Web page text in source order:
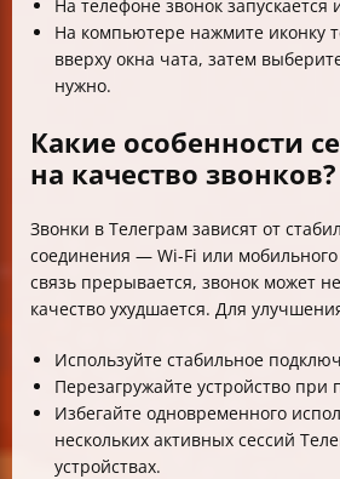
На телефоне звонок запускается
На компьютере нажмите иконку
вверху окна чата, затем
нужно.
Какие особенности
на качество звонков?
Звонки в Телеграм зависят от
соединения — Wi-Fi или
связь прерывается, звонок может
качество ухудшается. Для
Используйте стабильное
Перезагружайте устройство при
Избегайте одновременного
нескольких активных сессий
устройствах.